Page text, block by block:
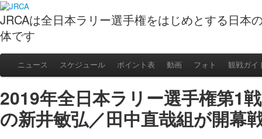
JRCAは全日本ラリー選手権をはじめとする日本
体です
ニュース スケジュール ポイント表 動画 フォト 観戦ガ
2019年全日本ラリー選手権第1
の新井敏弘／田中直哉組が開幕